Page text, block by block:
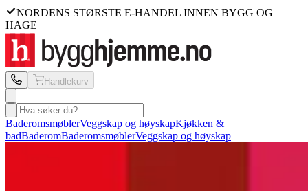
NORDENS STØRSTE E-HANDEL INNEN BYGG OG
HAGE
Handlekurv
BaderomsmøblerVeggskap og høyskapKjøkken &
badBaderomBaderomsmøblerVeggskap og høyskap